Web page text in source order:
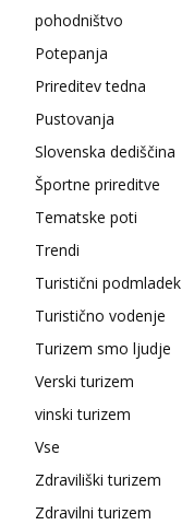
pohodništvo
Potepanja
Prireditev tedna
Pustovanja
Slovenska dediščina
Športne prireditve
Tematske poti
Trendi
Turistični podmladek
Turistično vodenje
Turizem smo ljudje
Verski turizem
vinski turizem
Vse
Zdraviliški turizem
Zdravilni turizem